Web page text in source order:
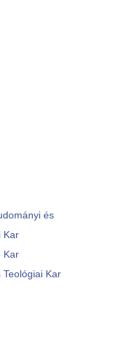
és
Kar
Kar
Teológiai Kar